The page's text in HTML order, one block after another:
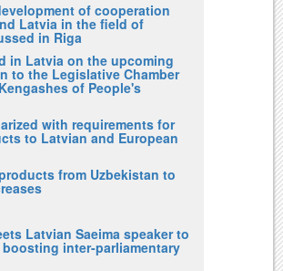
of cooperation
Latvia in the field of
in Riga
in Latvia on the upcoming
to the Legislative Chamber
of People's
with requirements for
to Latvian and European
from Uzbekistan to
Latvian Saeima speaker to
inter-parliamentary